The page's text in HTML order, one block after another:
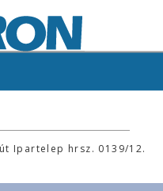
Ipartelep hrsz. 0139/12.